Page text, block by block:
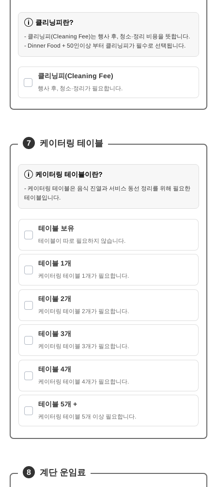
i 클리닝피란?
- 클리닝피(Cleaning Fee)는 행사 후, 청소·정리 비용을 뜻합니다.
- Dinner Food + 50인이상 부터 클리닝피가 필수로 선택됩니다.
클리닝피(Cleaning Fee)
행사 후, 청소·정리가 필요합니다.
7 케이터링 테이블
i 케이터링 테이블이란?
- 케이터링 테이블은 음식 진열과 서비스 동선 정리를 위해 필요한
테이블입니다.
테이블 보유
테이블이 따로 필요하지 않습니다.
테이블 1개
케이터링 테이블 1개가 필요합니다.
테이블 2개
케이터링 테이블 2개가 필요합니다.
테이블 3개
케이터링 테이블 3개가 필요합니다.
테이블 4개
케이터링 테이블 4개가 필요합니다.
테이블 5개 +
케이터링 테이블 5개 이상 필요합니다.
8 계단 운임료